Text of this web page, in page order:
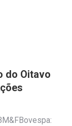
do Oitavo